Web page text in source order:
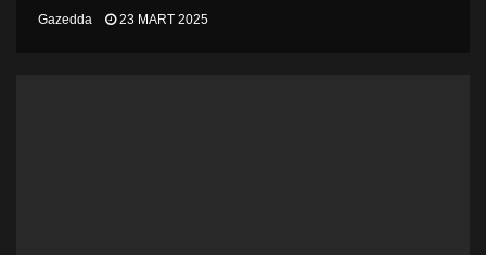
Gazedda 23 MART 2025